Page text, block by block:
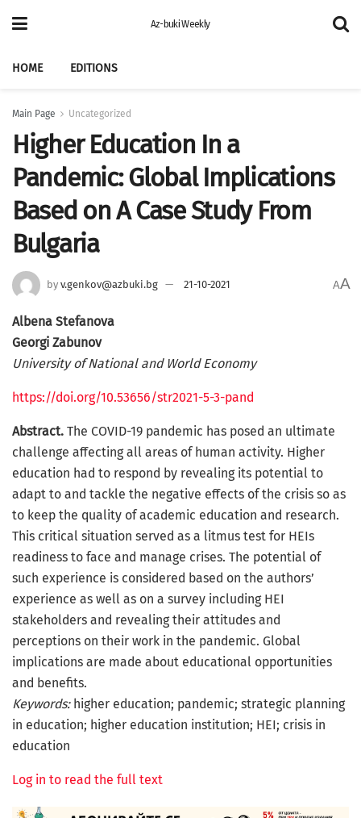
Az-buki Weekly
HOME EDITIONS
Main Page Uncategorized
Higher Education In а
Pandemic: Global Implications
Based оn A Case Study From
Bulgaria
by v.genkov@azbuki.bg 21-10-2021 AA
Albena Stefanova
Georgi Zabunov
University of National and World Economy
https://doi.org/10.53656/str2021-5-3-pand
Abstract. The COVID-19 pandemic has posed an ultimate
challenge affecting all areas of human activity. Higher
education had to respond by revealing its potential to
adapt to and tackle the negative effects of the crisis so as
to keep the quality of academic education and research.
This critical situation served as a litmus test for HEIs
readiness to face and manage crises. The potential of
such experience is considered based on the authors’
experience as well as on a survey including HEI
stakeholders and revealing their attitudes and
perceptions on their work in the pandemic. Global
implications are made about educational opportunities
and benefits.
Keywords:higher education; pandemic; strategic planning
in education; higher education institution; HEI; crisis in
education
Log in to read the full text